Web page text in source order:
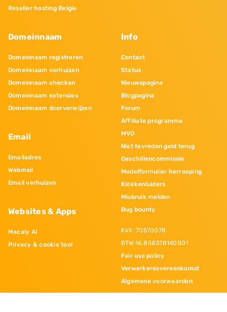
Reseller hosting Belgie
Domeinnaam
Domeinnaam registreren
Domeinnaam verhuizen
Domeinnaam checken
Domeinnaam extensies
Domeinnaam doorverwijzen
Email
Emailadres
Webmail
Email verhuizen
Websites & Apps
Macaly AI
Privacy & cookie tool
Info
Contact
Status
Nieuwspagina
Blogpagina
Forum
Affiliate programma
MVO
Niet tevreden geld terug
Geschillencommissie
Modelformulier herroeping
Klokkenluiders
Misbruik melden
Bug bounty
KVK: 70570078
BTW:NL858378140B01
Fair use policy
Verwerkersovereenkomst
Algemene voorwaarden